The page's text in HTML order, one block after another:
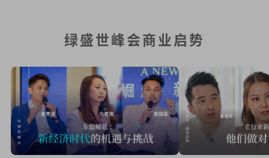
绿盛世峰会商业启势